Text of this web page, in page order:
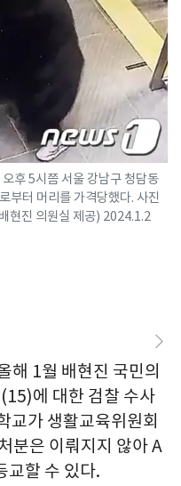
후 5시쯤 서울 강남구 청담동
부터 머리를 가격당했다. 사진
현진 의원실 제공) 2024.1.2
해 1월 배현진 국민의
에 대한 검찰 수사
교가 생활교육위원회
분은 이뤄지지 않아 A
교할 수 있다.